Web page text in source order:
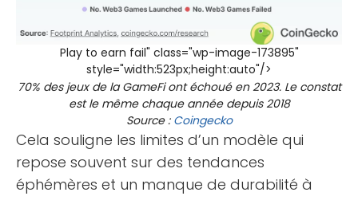
Play to earn fail" class="wp-image-173895"
style="width:523px;height:auto"/>
70% des jeux de la GameFi ont échoué en 2023. Le constat
est le même chaque année depuis 2018
Source : Coingecko
Cela souligne les limites d’un modèle qui
repose souvent sur des tendances
éphémères et un manque de durabilité à